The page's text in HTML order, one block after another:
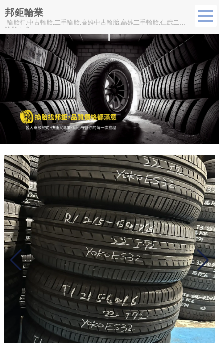
邦鉅輪業
-輪胎行,中古輪胎,二手輪胎,高雄中古輪胎,高雄二手輪胎,仁武二手
輪胎更換